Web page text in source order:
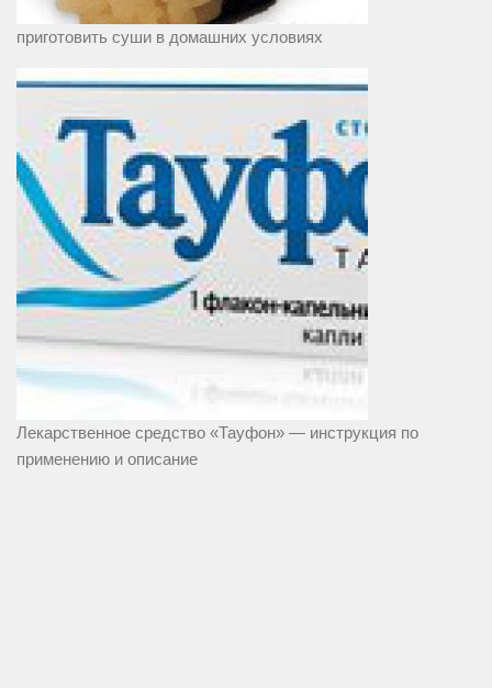
приготовить суши в домашних условиях
Лекарственное средство «Тауфон» — инструкция по
применению и описание